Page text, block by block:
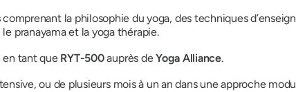
comprenant la philosophie du yoga, des techniques
pranayama et la yoga thérapie.
en tant que RYT-500auprès deYoga Alliance.
ou de plusieurs mois à un an dans une approche